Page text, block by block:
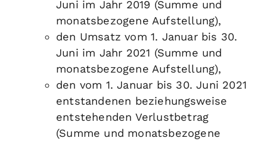
Juni im Jahr 2019 (Summe und
monatsbezogene Aufstellung),
den Umsatz vom 1. Januar bis 30.
Juni im Jahr 2021 (Summe und
monatsbezogene Aufstellung),
den vom 1. Januar bis 30. Juni 2021
entstandenen beziehungsweise
entstehenden Verlustbetrag
(Summe und monatsbezogene